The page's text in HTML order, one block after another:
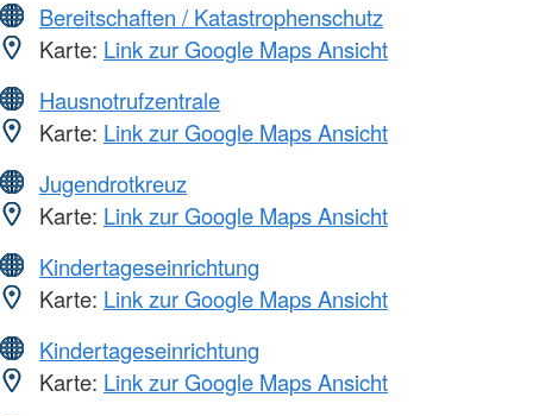
Bereitschaften / Katastrophenschutz
Karte: Link zur Google Maps Ansicht
Hausnotrufzentrale
Karte: Link zur Google Maps Ansicht
Jugendrotkreuz
Karte: Link zur Google Maps Ansicht
Kindertageseinrichtung
Karte: Link zur Google Maps Ansicht
Kindertageseinrichtung
Karte: Link zur Google Maps Ansicht